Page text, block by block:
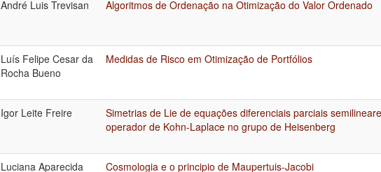
André Luis Trevisan Algoritmos de Ordenação na Otimização do Valor Ordenado
Luís Felipe Cesar da
Rocha Bueno
Medidas de Risco em Otimização de Portfólios
Igor Leite Freire
Simetrias de Lie de equações diferenciais parciais
operador de Kohn-Laplace no grupo de Heisenberg
Luciana Aparecida Cosmologia e o principio de Maupertuis-Jacobi